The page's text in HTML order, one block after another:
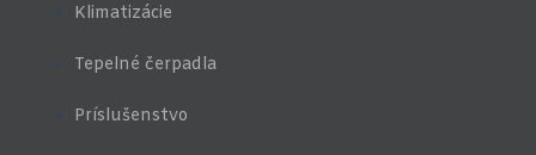
Klimatizácie
Tepelné čerpadla
Príslušenstvo